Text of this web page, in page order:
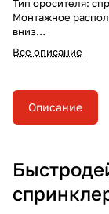
Тип оросителя:
Монтажное
вниз
К-фактор/
произв.: К80/0.42
Тип теплового
Резьба
Все описание
Описание